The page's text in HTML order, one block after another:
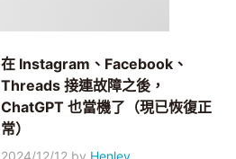
在 Instagram、Facebook、
Threads 接連故障之後，
ChatGPT 也當機了（現已恢復正
常）
2024/12/12 by Henley